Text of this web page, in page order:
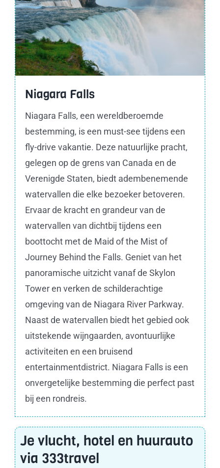
Niagara Falls
Niagara Falls, een wereldberoemde
bestemming, is een must-see tijdens een
fly-drive vakantie. Deze natuurlijke pracht,
gelegen op de grens van Canada en de
Verenigde Staten, biedt adembenemende
watervallen die elke bezoeker betoveren.
Ervaar de kracht en grandeur van de
watervallen van dichtbij tijdens een
boottocht met de Maid of the Mist of
Journey Behind the Falls. Geniet van het
panoramische uitzicht vanaf de Skylon
Tower en verken de schilderachtige
omgeving van de Niagara River Parkway.
Naast de watervallen biedt het gebied ook
uitstekende wijngaarden, avontuurlijke
activiteiten en een bruisend
entertainmentdistrict. Niagara Falls is een
onvergetelijke bestemming die perfect past
bij een rondreis.
Je vlucht, hotel en huurauto
via 333travel